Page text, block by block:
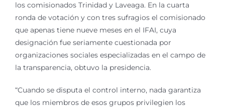
los comisionados Trinidad y Laveaga. En la cuarta
ronda de votación y con tres sufragios el comisionado
que apenas tiene nueve meses en el IFAI, cuya
designación fue seriamente cuestionada por
organizaciones sociales especializadas en el campo de
la transparencia, obtuvo la presidencia.
“Cuando se disputa el control interno, nada garantiza
que los miembros de esos grupos privilegien los